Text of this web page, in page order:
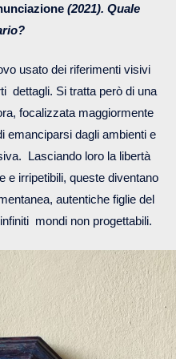
(2021). Quale
usato dei riferimenti visivi
dettagli. Si tratta però di una
focalizzata maggiormente
emanciparsi dagli ambienti e
Lasciando loro la libertà
e irripetibili, queste diventano
autentiche figlie del
mondi non progettabili.